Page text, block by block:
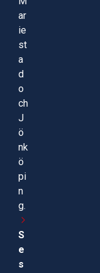
ar
ie
st
a
d
o
ch
J
ö
nk
ö
pi
n
g.
S
e
s